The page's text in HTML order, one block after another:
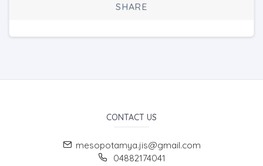
SHARE
CONTACT US
mesopotamya.jis@gmail.com
04882174041